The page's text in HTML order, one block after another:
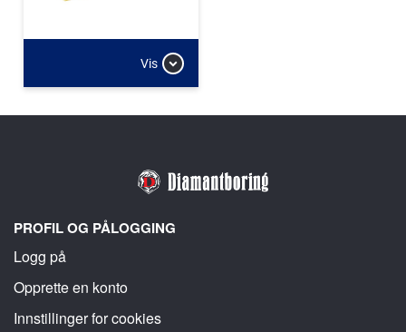
Vis
PROFIL OG PÅLOGGING
Logg på
Opprette en konto
Innstillinger for cookies